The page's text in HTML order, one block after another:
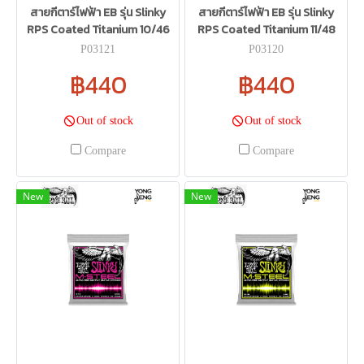
สายกีตาร์ไฟฟ้า EB รุ่น Slinky
RPS Coated Titanium 10/46
P03121
฿440
Out of stock
Compare
สายกีตาร์ไฟฟ้า EB รุ่น Slinky
RPS Coated Titanium 11/48
P03120
฿440
Out of stock
Compare
New New